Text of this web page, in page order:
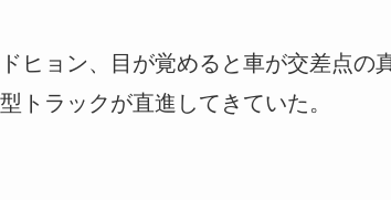
ヒョン、目が覚めると車が交差点の
トラックが直進してきていた。